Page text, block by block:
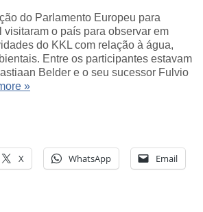
do Parlamento Europeu para
visitaram o país para observar em
do KKL com relação à água,
Entre os participantes estavam
Belder e o seu sucessor Fulvio
»
X WhatsApp Email